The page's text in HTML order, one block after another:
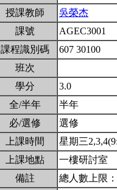
授課教師
吳榮杰
課號
AGEC3001
課程識別碼
607 30100
班次
學分
3.0
全/半年
半年
必/選修
選修
上課時間
星期三
上課地點
一樓研討室
備註
總人數上限：